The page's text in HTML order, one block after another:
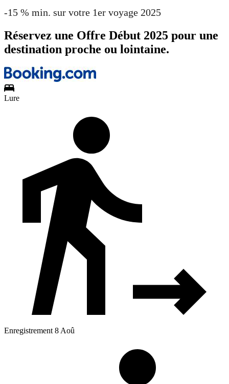
-15 % min. sur votre 1er voyage 2025
Réservez une Offre Début 2025 pour une
destination proche ou lointaine.
Lure
Enregistrement 8 Aoû